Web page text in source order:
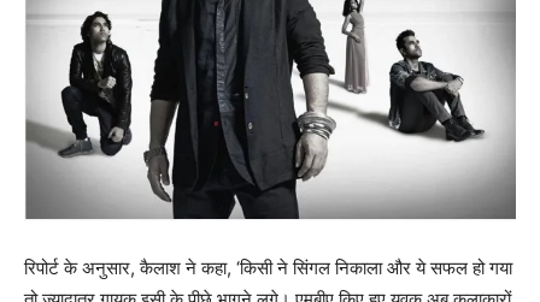
रिपोर्ट के अनुसार, कैलाश ने कहा, ‘किसी ने सिंगल निकाला और ये सफल हो गया